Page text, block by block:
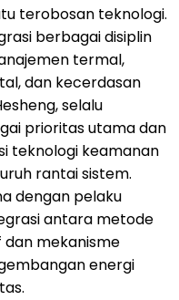
terobosan teknologi.
berbagai disiplin
termal,
dan kecerdasan
selalu
prioritas utama dan
teknologi keamanan
rantai sistem.
dengan pelaku
antara metode
mekanisme
energi